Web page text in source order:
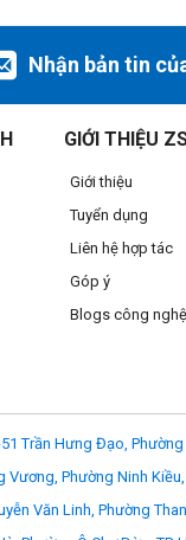
mini
Nhận bản tin
GIỚI THIỆU
Giới thiệu
Tuyển dụng
Liên hệ hợp tác
Góp ý
Blogs công nghệ
Trần Hưng Đạo, Phường
Vương, Phường Ninh
Văn Linh, Phường